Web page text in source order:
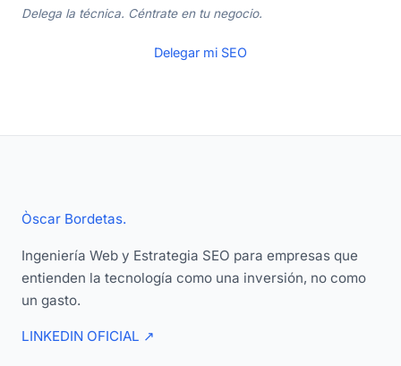
Delega la técnica. Céntrate en tu negocio.
Delegar mi SEO
Òscar Bordetas.
Ingeniería Web y Estrategia SEO para empresas que
entienden la tecnología como una inversión, no como
un gasto.
LINKEDIN OFICIAL ↗